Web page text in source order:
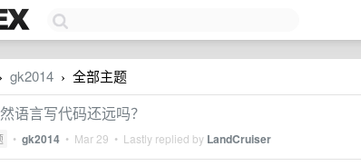
› gk2014 › 全部主题
语言写代码还远吗？
• gk2014 • Mar 29 • Lastly replied by LandCruiser